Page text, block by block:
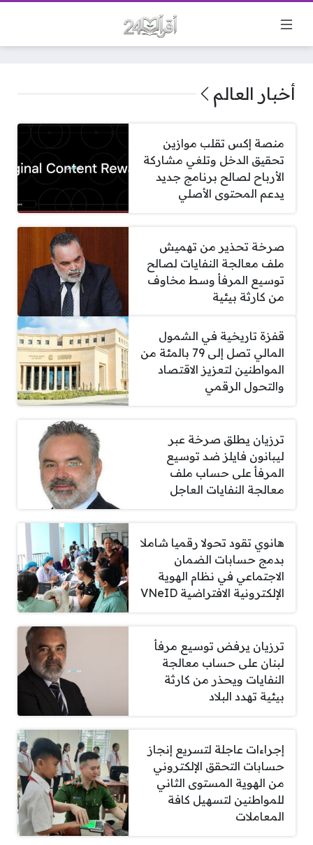
أخبار العالم
منصة إكس تقلب موازين
تحقيق الدخل وتلغي مشاركة
الأرباح لصالح برنامج جديد
يدعم المحتوى الأصلي
صرخة تحذير من تهميش
ملف معالجة النفايات لصالح
توسيع المرفأ وسط مخاوف
من كارثة بيئية
قفزة تاريخية في الشمول
المالي تصل إلى 79 بالمئة من
المواطنين لتعزيز الاقتصاد
والتحول الرقمي
ترزيان يطلق صرخة عبر
ليبانون فايلز ضد توسيع
المرفأ على حساب ملف
معالجة النفايات العاجل
هانوي تقود تحولا رقميا شاملا
بدمج حسابات الضمان
الاجتماعي في نظام الهوية
الإلكترونية الافتراضية VNeID
ترزيان يرفض توسيع مرفأ
لبنان على حساب معالجة
النفايات ويحذر من كارثة
بيئية تهدد البلاد
إجراءات عاجلة لتسريع إنجاز
حسابات التحقق الإلكتروني
من الهوية المستوى الثاني
للمواطنين لتسهيل كافة
المعاملات